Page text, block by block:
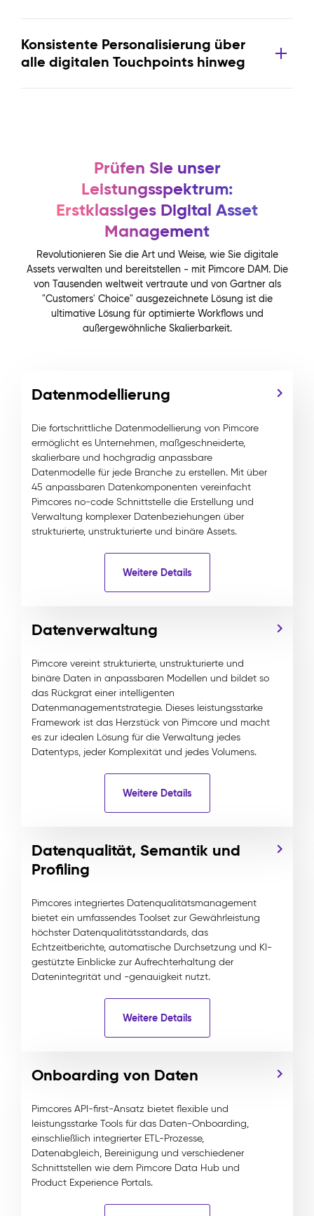
Konsistente Personalisierung über
alle digitalen Touchpoints hinweg
Prüfen Sie unser
Leistungsspektrum:
Erstklassiges Digital Asset
Management
Revolutionieren Sie die Art und Weise, wie Sie digitale
Assets verwalten und bereitstellen - mit Pimcore DAM. Die
von Tausenden weltweit vertraute und von Gartner als
"Customers' Choice" ausgezeichnete Lösung ist die
ultimative Lösung für optimierte Workflows und
außergewöhnliche Skalierbarkeit.
Datenmodellierung
Die fortschrittliche Datenmodellierung von Pimcore
ermöglicht es Unternehmen, maßgeschneiderte,
skalierbare und hochgradig anpassbare
Datenmodelle für jede Branche zu erstellen. Mit über
45 anpassbaren Datenkomponenten vereinfacht
Pimcores no-code Schnittstelle die Erstellung und
Verwaltung komplexer Datenbeziehungen über
strukturierte, unstrukturierte und binäre Assets.
Weitere Details
Datenverwaltung
Pimcore vereint strukturierte, unstrukturierte und
binäre Daten in anpassbaren Modellen und bildet so
das Rückgrat einer intelligenten
Datenmanagementstrategie. Dieses leistungsstarke
Framework ist das Herzstück von Pimcore und macht
es zur idealen Lösung für die Verwaltung jedes
Datentyps, jeder Komplexität und jedes Volumens.
Weitere Details
Datenqualität, Semantik und
Profiling
Pimcores integriertes Datenqualitätsmanagement
bietet ein umfassendes Toolset zur Gewährleistung
höchster Datenqualitätsstandards, das
Echtzeitberichte, automatische Durchsetzung und KI-
gestützte Einblicke zur Aufrechterhaltung der
Datenintegrität und -genauigkeit nutzt.
Weitere Details
Onboarding von Daten
Pimcores API-first-Ansatz bietet flexible und
leistungsstarke Tools für das Daten-Onboarding,
einschließlich integrierter ETL-Prozesse,
Datenabgleich, Bereinigung und verschiedener
Schnittstellen wie dem Pimcore Data Hub und
Product Experience Portals.